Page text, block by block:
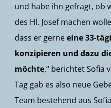
und habe ihn gefragt, ob
des Hl. Josef machen
dass er gerneeine 33-
konzipieren und dazu
möchte,“ berichtet Sofia
Tag gab es also neue
Team bestehend aus